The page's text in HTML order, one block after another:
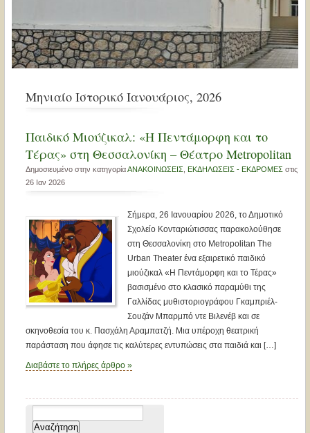
Μηνιαίο Ιστορικό Ιανουάριος, 2026
Παιδικό Μιούζικαλ: «Η Πεντάμορφη και το
Τέρας» στη Θεσσαλονίκη – Θέατρο Metropolitan
Δημοσιευμένο στην κατηγορίαΑΝΑΚΟΙΝΩΣΕΙΣ ΕΚΔΗΛΩΣΕΙΣ - ΕΚΔΡΟΜΕΣ στις
26 Ιαν 2026
Σήμερα, 26 Ιανουαρίου 2026, το Δημοτικό
Σχολείο Κονταριώτισσας παρακολούθησε
στη Θεσσαλονίκη στο Metropolitan The
Urban Theater ένα εξαιρετικό παιδικό
μιούζικαλ «Η Πεντάμορφη και το Τέρας»
βασισμένο στο κλασικό παραμύθι της
Γαλλίδας μυθιστοριογράφου Γκαμπριέλ-
Σουζάν Μπαρμπό ντε Βιλενέβ και σε
σκηνοθεσία του κ. Πασχάλη Αραμπατζή. Μια υπέροχη θεατρική
παράσταση που άφησε τις καλύτερες εντυπώσεις στα παιδιά και […]
Διαβάστε το πλήρες άρθρο »
για: